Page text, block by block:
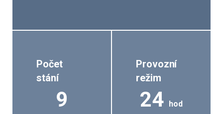
Počet
stání
9
Provozní
režim
24 hod